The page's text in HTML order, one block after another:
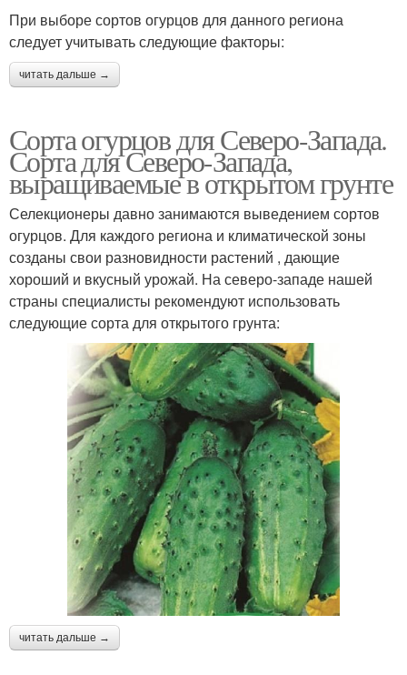
При выборе сортов огурцов для данного региона
следует учитывать следующие факторы:
читать дальше →
Сорта огурцов для Северо-Запада.
Сорта для Северо-Запада,
выращиваемые в открытом грунте
Селекционеры давно занимаются выведением сортов
огурцов. Для каждого региона и климатической зоны
созданы свои разновидности растений , дающие
хороший и вкусный урожай. На северо-западе нашей
страны специалисты рекомендуют использовать
следующие сорта для открытого грунта:
читать дальше →